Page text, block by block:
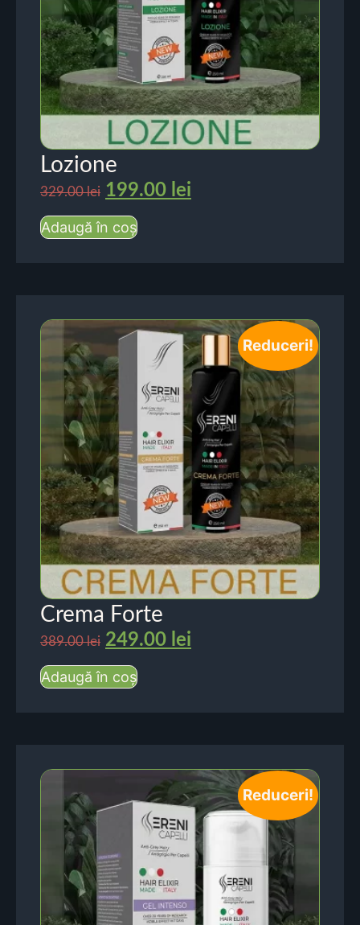
Lozione
329.00lei 199.00 lei
Adaugă în coș
Reduceri!
Crema Forte
389.00lei 249.00 lei
Adaugă în coș
Reduceri!